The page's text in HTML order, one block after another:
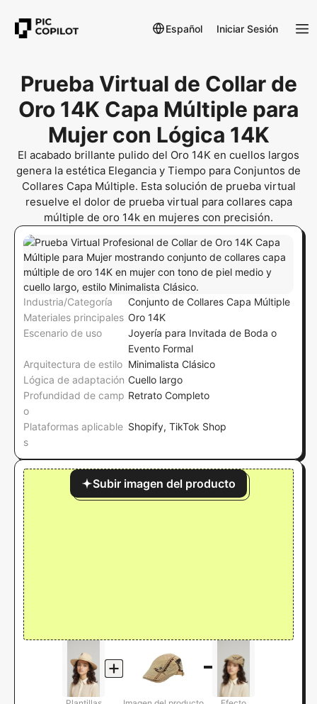
Español Iniciar Sesión
Prueba Virtual de Collar de
Oro 14K Capa Múltiple para
Mujer con Lógica 14K
El acabado brillante pulido del Oro 14K en cuellos largos
genera la estética Elegancia y Tiempo para Conjuntos de
Collares Capa Múltiple. Esta solución de prueba virtual
resuelve el dolor de prueba virtual para collares capa
múltiple de oro 14k en mujeres con precisión.
Industria/Categoría
Conjunto de Collares Capa Múltiple
Materiales principales Oro 14K
Escenario de uso
Joyería para Invitada de Boda o
Evento Formal
Arquitectura de estilo Minimalista Clásico
Lógica de adaptación Cuello largo
Profundidad de camp
o
Retrato Completo
Plataformas aplicable
s
Shopify, TikTok Shop
Subir imagen del producto